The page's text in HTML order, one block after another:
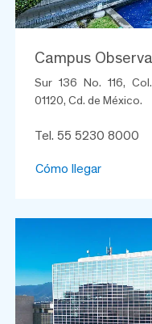
Campus
Sur 136 No. 116,
01120, Cd. de México.
Tel. 55 5230 8000
Cómo llegar